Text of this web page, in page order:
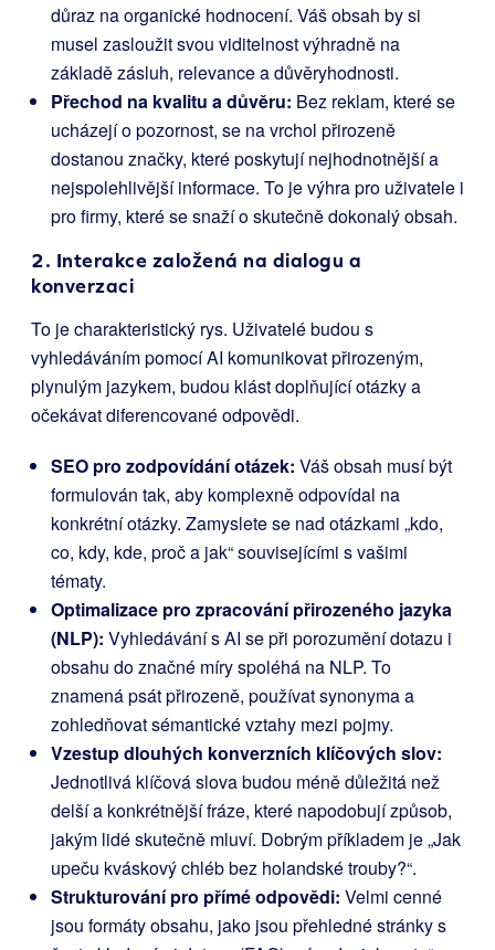
důraz na organické hodnocení. Váš obsah by si
musel zasloužit svou viditelnost výhradně na
základě zásluh, relevance a důvěryhodnosti.
Přechod na kvalitu a důvěru: Bez reklam, které se
ucházejí o pozornost, se na vrchol přirozeně
dostanou značky, které poskytují nejhodnotnější a
nejspolehlivější informace. To je výhra pro uživatele i
pro firmy, které se snaží o skutečně dokonalý obsah.
2. Interakce založená na dialogu a
konverzaci
To je charakteristický rys. Uživatelé budou s
vyhledáváním pomocí AI komunikovat přirozeným,
plynulým jazykem, budou klást doplňující otázky a
očekávat diferencované odpovědi.
SEO pro zodpovídání otázek: Váš obsah musí být
formulován tak, aby komplexně odpovídal na
konkrétní otázky. Zamyslete se nad otázkami „kdo,
co, kdy, kde, proč a jak“ souvisejícími s vašimi
tématy.
Optimalizace pro zpracování přirozeného jazyka
(NLP): Vyhledávání s AI se při porozumění dotazu i
obsahu do značné míry spoléhá na NLP. To
znamená psát přirozeně, používat synonyma a
zohledňovat sémantické vztahy mezi pojmy.
Vzestup dlouhých konverzních klíčových slov:
Jednotlivá klíčová slova budou méně důležitá než
delší a konkrétnější fráze, které napodobují způsob,
jakým lidé skutečně mluví. Dobrým příkladem je „Jak
upeču kváskový chléb bez holandské trouby?“.
Strukturování pro přímé odpovědi: Velmi cenné
jsou formáty obsahu, jako jsou přehledné stránky s